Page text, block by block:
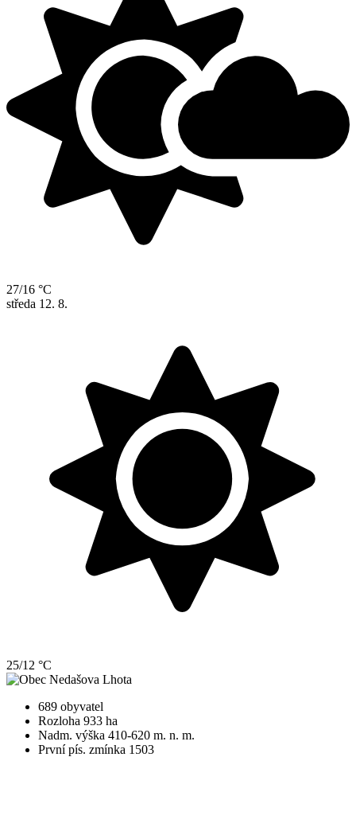
27/16 °C
středa 12. 8.
25/12 °C
689 obyvatel
Rozloha 933 ha
Nadm. výška 410-620 m. n. m.
První pís. zmínka 1503